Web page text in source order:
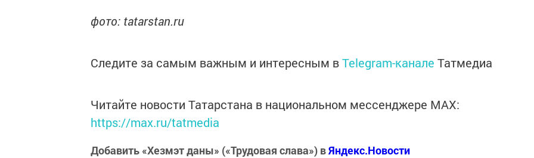
фото: tatarstan.ru
Следите за самым важным и интересным вTelegram-канале Татмедиа
Читайте новости Татарстана в национальном мессенджере MАХ:
https://max.ru/tatmedia
Добавить «Хезмэт даны» («Трудовая слава») вЯндекс.Новости